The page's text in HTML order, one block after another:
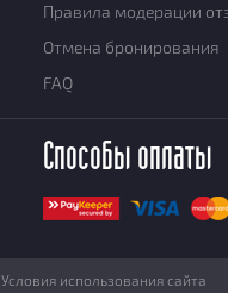
Правила модерации
Отмена бронирования
FAQ
Способы оплаты
Условия использования сайта